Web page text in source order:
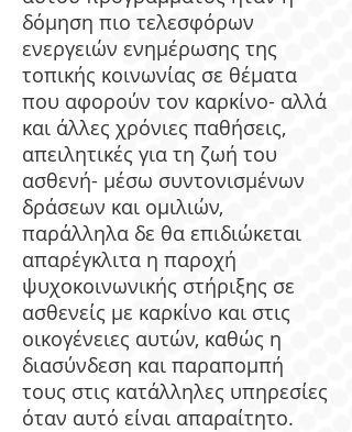
δόμηση πιο τελεσφόρων
ενεργειών ενημέρωσης της
τοπικής κοινωνίας σε θέματα
που αφορούν τον καρκίνο- αλλά
και άλλες χρόνιες παθήσεις,
απειλητικές για τη ζωή του
ασθενή- μέσω συντονισμένων
δράσεων και ομιλιών,
παράλληλα δε θα επιδιώκεται
απαρέγκλιτα η παροχή
ψυχοκοινωνικής στήριξης σε
ασθενείς με καρκίνο και στις
οικογένειες αυτών, καθώς η
διασύνδεση και παραπομπή
τους στις κατάλληλες υπηρεσίες
όταν αυτό είναι απαραίτητο.